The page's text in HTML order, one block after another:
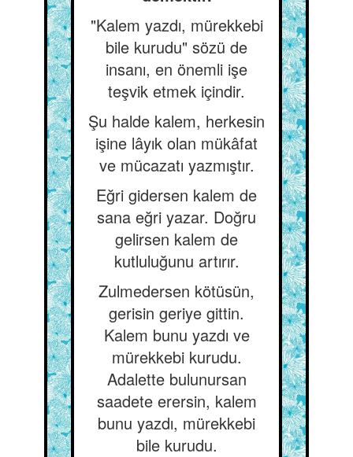
"Kalem yazdı, mürekkebi
bile kurudu" sözü de
insanı, en önemli işe
teşvik etmek içindir.
Şu halde kalem, herkesin
işine lâyık olan mükâfat
ve mücazatı yazmıştır.
Eğri gidersen kalem de
sana eğri yazar. Doğru
gelirsen kalem de
kutluluğunu artırır.
Zulmedersen kötüsün,
gerisin geriye gittin.
Kalem bunu yazdı ve
mürekkebi kurudu.
Adalette bulunursan
saadete erersin, kalem
bunu yazdı, mürekkebi
bile kurudu.